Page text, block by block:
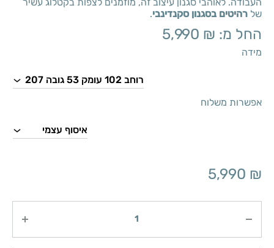
של רהיטים בסגנון סקנדינבי.
החל מ: 5,990 ₪
מידה
אפשרות משלוח
5,990 ₪